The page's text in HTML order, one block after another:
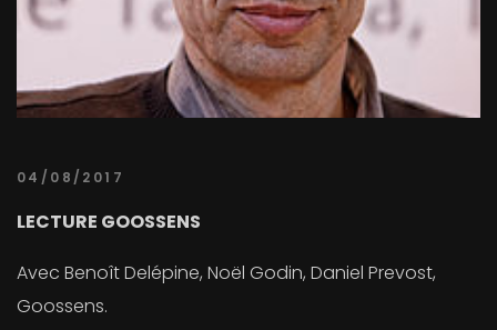
04/08/2017
LECTURE GOOSSENS
Avec Benoît Delépine, Noël Godin, Daniel Prevost,
Goossens.